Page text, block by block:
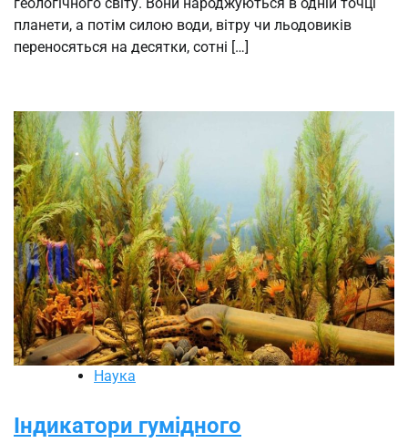
планети, а потім силою води, вітру чи льодовиків
переносяться на десятки, сотні […]
Наука
Індикатори гумідного